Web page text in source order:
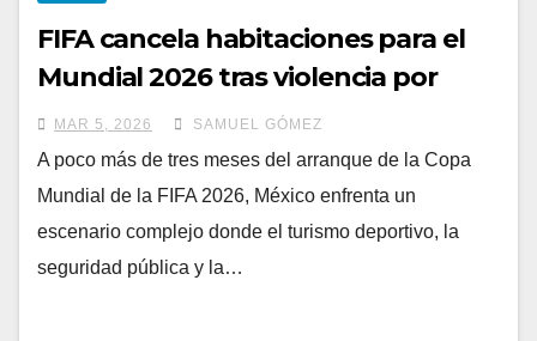
FIFA cancela habitaciones para el
Mundial 2026 tras violencia por
muerte de “El Mencho”
MAR 5, 2026 SAMUEL GÓMEZ
A poco más de tres meses del arranque de la Copa
Mundial de la FIFA 2026, México enfrenta un
escenario complejo donde el turismo deportivo, la
seguridad pública y la…